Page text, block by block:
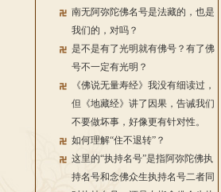
南无阿弥陀佛名号是法藏的，也是
我们的，对吗？
是不是有了光明就有佛号？有了佛
号不一定有光明？
《佛说无量寿经》我没有细读过，
但《地藏经》讲了因果，告诫我们
不要做坏事，好像更有针对性。
如何理解“住不退转”？
这里的“执持名号”是指阿弥陀佛执
持名号和念佛众生执持名号二者同